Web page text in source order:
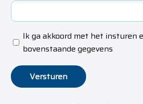
Privacyverklaring*
Ik ga akkoord met het insturen
bovenstaande gegevens
Versturen